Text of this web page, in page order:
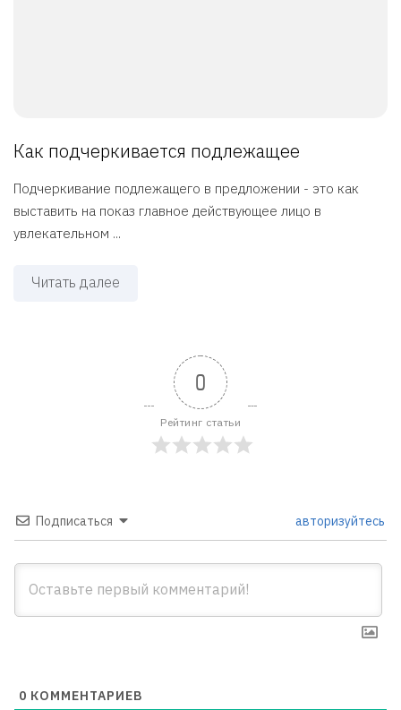
Как подчеркивается подлежащее
Подчеркивание подлежащего в предложении - это как
выставить на показ главное действующее лицо в
увлекательном ...
Читать далее
0
Рейтинг статьи
Подписаться авторизуйтесь
0 КОММЕНТАРИЕВ